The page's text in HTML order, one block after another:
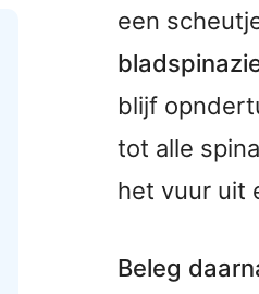
een
blijf
tot alle
het vuur uit
Beleg